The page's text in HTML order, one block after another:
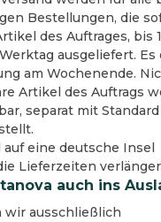
Bestellungen, die
des Auftrages, bis
ausgeliefert. Es
am Wochenende.
Artikel des Auftrags
separat mit Standard
auf eine deutsche Insel
Lieferzeiten
auch ins
wir ausschließlich